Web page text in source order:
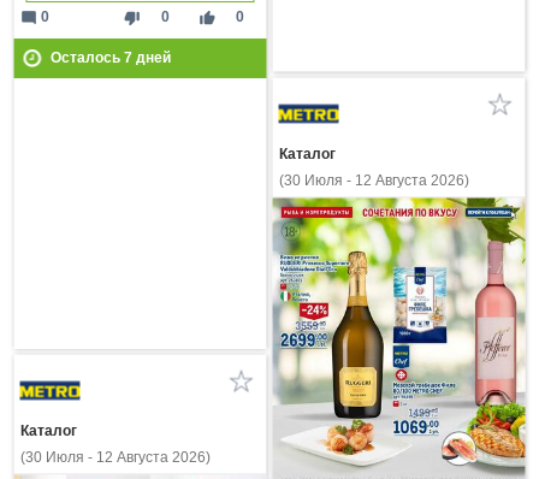
thumb_down 0 thumb_up 0
mode_comment 0
Осталось 7дней
Каталог
(30 Июля - 12 Августа 2026)
Каталог
(30 Июля - 12 Августа 2026)